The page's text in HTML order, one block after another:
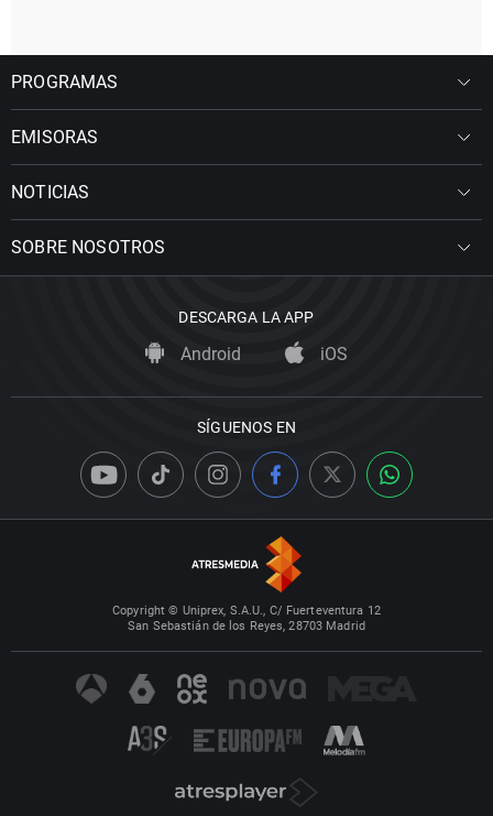
PROGRAMAS
EMISORAS
NOTICIAS
SOBRE NOSOTROS
DESCARGA LA APP
Android iOS
SÍGUENOS EN
Copyright © Uniprex, S.A.U., C/ Fuerteventura 12
San Sebastián de los Reyes, 28703 Madrid